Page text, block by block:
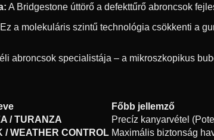
A Bridgestone úttörő a defekttűrő abroncsok
Ez a molekuláris szintű technológia csökkenti a
abroncsok specialistája – a mikroszkopikus
Főbb jellemző
/ TURANZA
Precíz kanyarvétel
/ WEATHER CONTROL Maximális biztonság